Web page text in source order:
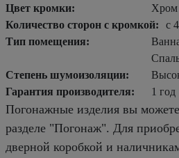
Цвет кромки:
Хром
Количество сторон с кромкой:
с
Тип помещения:
Степень шумоизоляции:
Гарантия производителя:
1 год
Погонажные изделия вы
разделе "Погонаж". Для
дверной коробкой и